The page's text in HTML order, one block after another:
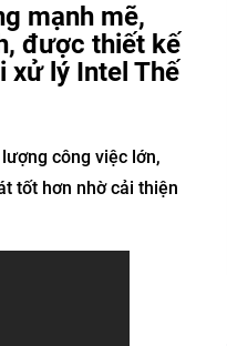
mạnh mẽ,
được thiết kế
xử lý Intel Thế
công việc lớn,
tốt hơn nhờ cải thiện